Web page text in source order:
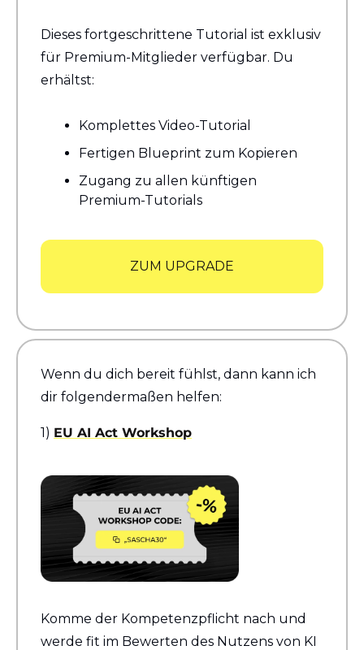
Dieses fortgeschrittene Tutorial ist exklusiv
für Premium-Mitglieder verfügbar. Du
erhältst:
Komplettes Video-Tutorial
Fertigen Blueprint zum Kopieren
Zugang zu allen künftigen
Premium-Tutorials
ZUM UPGRADE
Wenn du dich bereit fühlst, dann kann ich
dir folgendermaßen helfen:
1) EU AI Act Workshop
Komme der Kompetenzpflicht nach und
werde fit im Bewerten des Nutzens von KI